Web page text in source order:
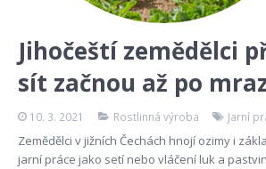
Jihočeští zemědělci
sít začnou až po
10. 3. 2021 Rostlinná výroba Jarní
Zemědělci v jižních Čechách hnojí ozimy i
jarní práce jako setí nebo vláčení luk a